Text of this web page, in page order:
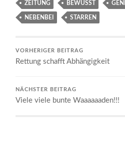
ZEITUNG BEWUSST
NEBENBEI STARREN
VORHERIGER BEITRAG
Rettung schafft Abhängigkeit
NÄCHSTER BEITRAG
Viele viele bunte Waaaaaaden!!!